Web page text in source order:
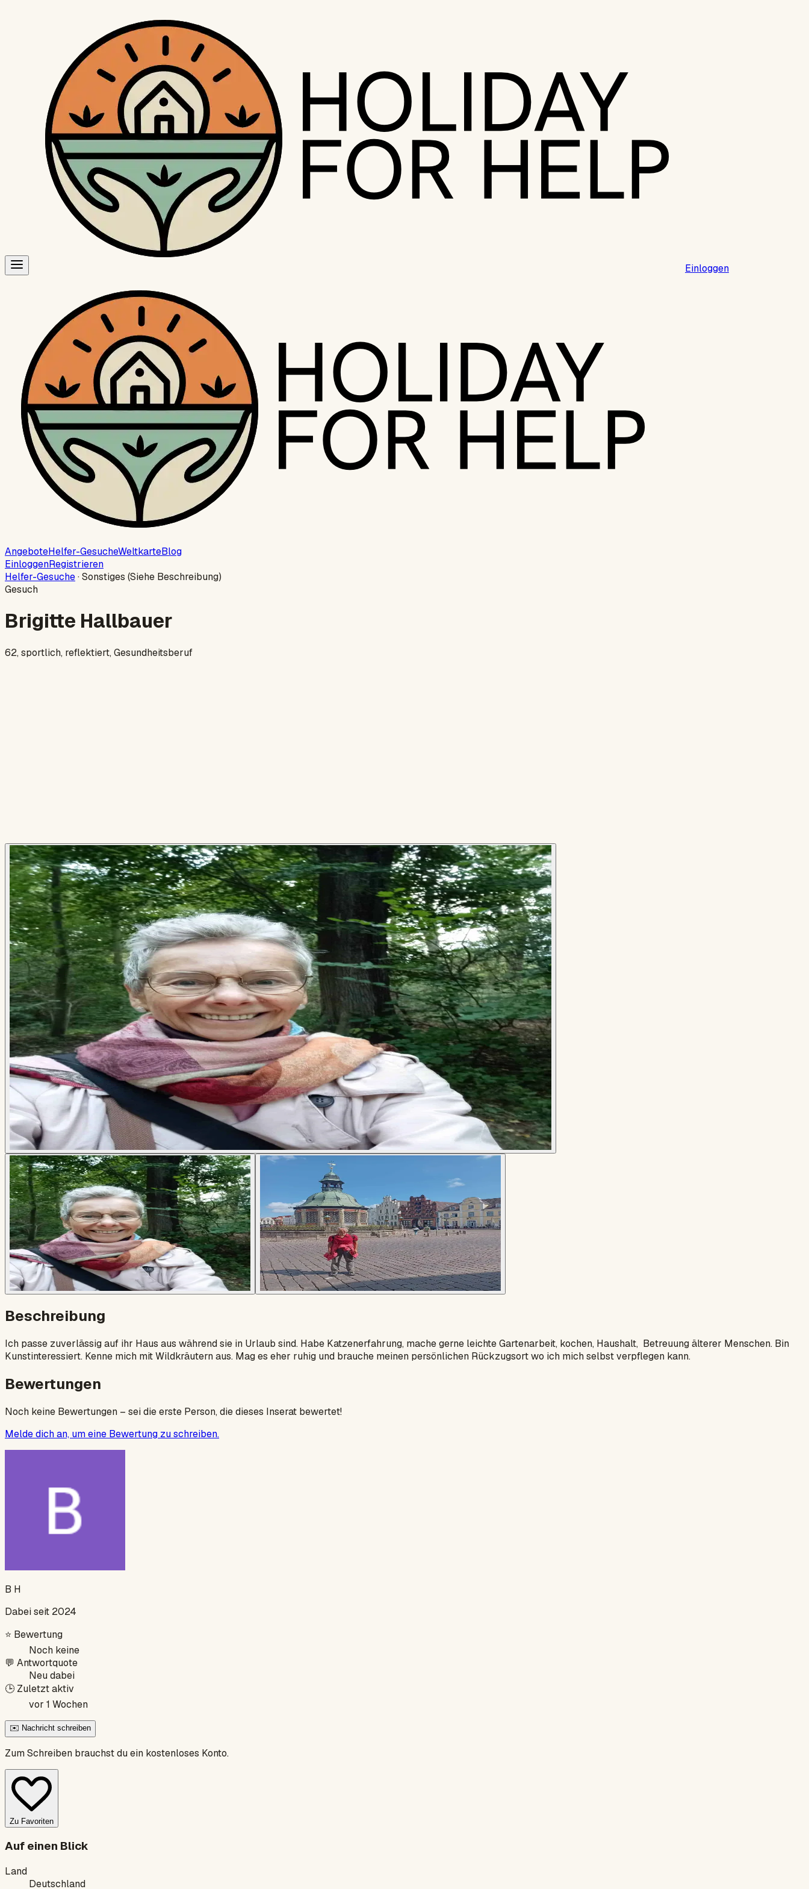
Einloggen
AngeboteHelfer-GesucheWeltkarteBlog
EinloggenRegistrieren
Helfer-Gesuche·Sonstiges (Siehe Beschreibung)
Gesuch
Brigitte Hallbauer
62, sportlich, reflektiert, Gesundheitsberuf
Beschreibung
Ich passe zuverlässig auf ihr Haus aus während sie in Urlaub sind. Habe Katzenerfahrung, mache gerne leichte Gartenarbeit, kochen, Haushalt, Betreuung älterer Menschen. Bin
Kunstinteressiert. Kenne mich mit Wildkräutern aus. Mag es eher ruhig und brauche meinen persönlichen Rückzugsort wo ich mich selbst verpflegen kann.
Bewertungen
Noch keine Bewertungen – sei die erste Person, die dieses Inserat bewertet!
Melde dich an, um eine Bewertung zu schreiben.
B H
Dabei seit 2024
⭐ Bewertung
Noch keine
💬 Antwortquote
Neu dabei
🕒 Zuletzt aktiv
vor 1 Wochen
✉️ Nachricht schreiben
Zum Schreiben brauchst du ein kostenloses Konto.
Zu Favoriten
Auf einen Blick
Land
Deutschland